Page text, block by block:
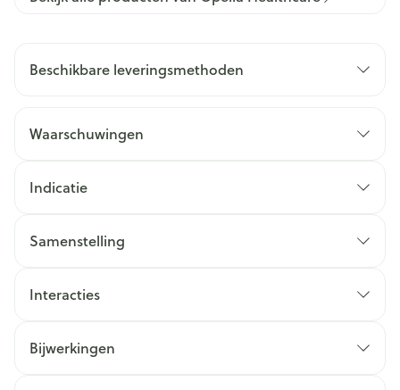
Beschikbare leveringsmethoden
Waarschuwingen
Indicatie
Samenstelling
Interacties
Bijwerkingen